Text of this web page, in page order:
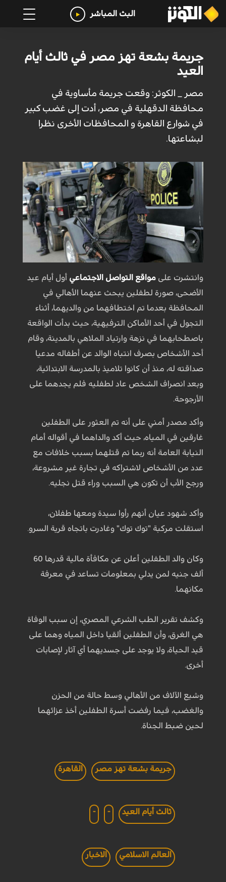
البث المباشر
جريمة بشعة تهز مصر في ثالث أيام
العيد
مصر _ الكوثر: وقعت جريمة مأساوية في
محافظة الدقهلية في مصر، أدت إلى غضب كبير
في شوارع القاهرة و المحافظات الأخرى نظرا
لبشاعتها.
وانتشرت على مواقع التواصل الاجتماعي أول أيام عيد
الأضحى، صورة لطفلين يبحث عنهما الأهالي في
المحافظة بعدما تم اختطافهما من والديهما، أثناء
التجول في أحد الأماكن الترفيهية، حيث بدأت الواقعة
باصطحابهما في نزهة وارتياد الملاهي بالمدينة، وقام
أحد الأشخاص بصرف انتباه الوالد عن أطفاله مدعيا
صداقته له، منذ أن كانوا تلاميذ بالمدرسة الابتدائية،
وبعد انصراف الشخص عاد لطفليه فلم يجدهما على
الأرجوحة.
وأكد مصدر أمني على أنه تم العثور على الطفلين
غارقين في المياه، حيث أكد والداهما في أقواله أمام
النيابة العامة أنه ربما تم قتلهما بسبب خلافات مع
عدد من الأشخاص لاشتراكه في تجارة غير مشروعة،
ورجح الأب أن تكون هي السبب وراء قتل نجليه.
وأكد شهود عيان أنهم رأوا سيدة ومعها طفلان،
استقلت مركبة "توك توك" وغادرت باتجاه قرية السرو.
وكان والد الطفلين أعلن عن مكافأة مالية قدرها 60
ألف جنيه لمن يدلي بمعلومات تساعد في معرفة
مكانهما.
وكشف تقرير الطب الشرعي المصري، إن سبب الوفاة
هي الغرق، وأن الطفلين ألقيا داخل المياه وهما على
قيد الحياة، ولا يوجد على جسديهما أي آثار لإصابات
أخرى.
وشيع الآلاف من الأهالي وسط حالة من الحزن
والغضب، فيما رفضت أسرة الطفلين أخذ عزائهما
لحين ضبط الجناة.
جريمة بشعة تهز مصر القاهرة
ثالث أيام العيد -
-
العالم الاسلامي الاخبار